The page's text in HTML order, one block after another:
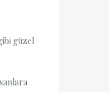
güzel